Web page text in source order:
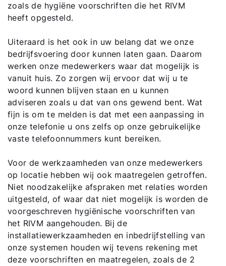
zoals de hygiëne voorschriften die het RIVM
heeft opgesteld.
Uiteraard is het ook in uw belang dat we onze
bedrijfsvoering door kunnen laten gaan. Daarom
werken onze medewerkers waar dat mogelijk is
vanuit huis. Zo zorgen wij ervoor dat wij u te
woord kunnen blijven staan en u kunnen
adviseren zoals u dat van ons gewend bent. Wat
fijn is om te melden is dat met een aanpassing in
onze telefonie u ons zelfs op onze gebruikelijke
vaste telefoonnummers kunt bereiken.
Voor de werkzaamheden van onze medewerkers
op locatie hebben wij ook maatregelen getroffen.
Niet noodzakelijke afspraken met relaties worden
uitgesteld, of waar dat niet mogelijk is worden de
voorgeschreven hygiënische voorschriften van
het RIVM aangehouden. Bij de
installatiewerkzaamheden en inbedrijfstelling van
onze systemen houden wij tevens rekening met
deze voorschriften en maatregelen, zoals de 2